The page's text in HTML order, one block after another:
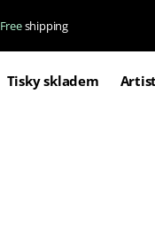
Freeshipping
Tisky skladem